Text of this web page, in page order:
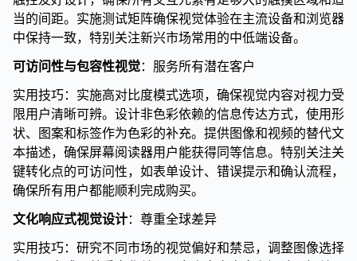
当的间距。实施测试矩阵确保视觉体验在主流设备和浏览器
中保持一致，特别关注新兴市场常用的中低端设备。
可访问性与包容性视觉：服务所有潜在客户
实用技巧：实施高对比度模式选项，确保视觉内容对视力受
限用户清晰可辨。设计非色彩依赖的信息传达方式，使用形
状、图案和标签作为色彩的补充。提供图像和视频的替代文
本描述，确保屏幕阅读器用户能获得同等信息。特别关注关
键转化点的可访问性，如表单设计、错误提示和确认流程，
确保所有用户都能顺利完成购买。
文化响应式视觉设计：尊重全球差异
实用技巧：研究不同市场的视觉偏好和禁忌，调整图像选择